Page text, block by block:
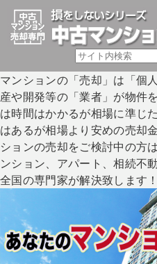
マンションの「売却」は「個
産や開発等の「業者」が物件
は時間はかかるが相場に準じ
はあるが相場より安めの売却
ションの売却をご検討中の方
ンション、アパート、相続不
全国の専門家が解決致します！